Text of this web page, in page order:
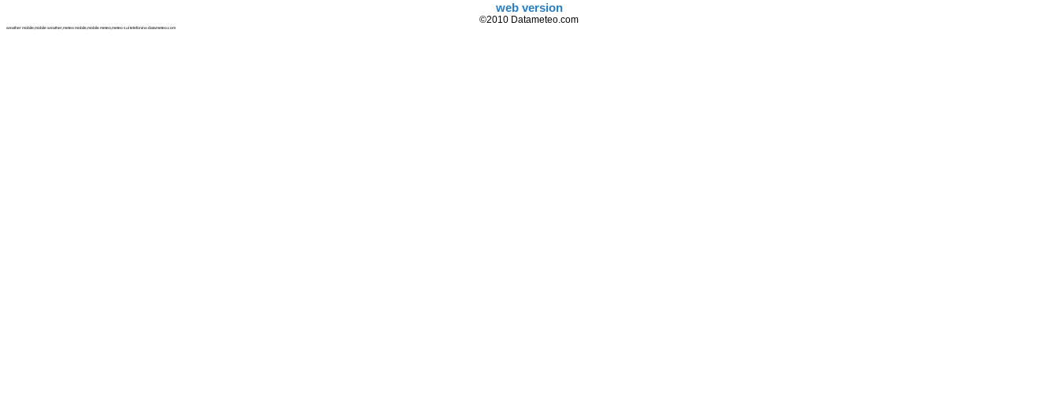
web version
©2010 Datameteo.com
weather mobile,mobile weather,meteo mobile,mobile meteo,meteo sul telefonino datameteo.com